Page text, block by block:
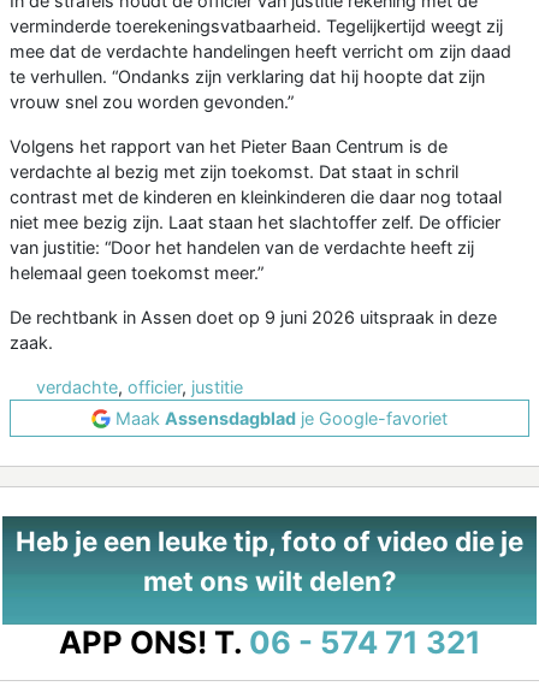
verminderde toerekeningsvatbaarheid. Tegelijkertijd weegt zij
mee dat de verdachte handelingen heeft verricht om zijn daad
te verhullen. “Ondanks zijn verklaring dat hij hoopte dat zijn
vrouw snel zou worden gevonden.”
Volgens het rapport van het Pieter Baan Centrum is de
verdachte al bezig met zijn toekomst. Dat staat in schril
contrast met de kinderen en kleinkinderen die daar nog totaal
niet mee bezig zijn. Laat staan het slachtoffer zelf. De officier
van justitie: “Door het handelen van de verdachte heeft zij
helemaal geen toekomst meer.”
De rechtbank in Assen doet op 9 juni 2026 uitspraak in deze
zaak.
verdachte, officier, justitie
Maak Assensdagblad je Google-favoriet
Heb je een leuke tip, foto of video die je
met ons wilt delen?
APP ONS! T. 06 - 574 71 321